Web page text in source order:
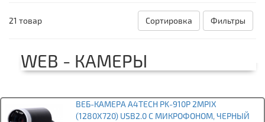
21 товар Фильтры
Сортировка
WEB - КАМЕРЫ
ВЕБ-КАМЕРА A4TECH PK-910P 2MPIX
(1280X720) USB2.0 С МИКРОФОНОМ, ЧЕРНЫЙ